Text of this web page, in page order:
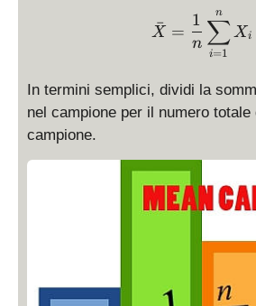
\bar
X
ˉ =
n
1
i=1
∑
n
Xi
In termini semplici, dividi la
nel campione per il numero totale
campione.